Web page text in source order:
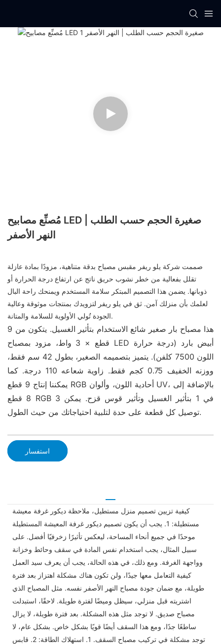
مُصنِّع مصابيح LED صغيرة الحجم حسب الطلب |
النهر الأصفر
صممت شركة يلو ريفر مقبس مصباح بدقة متناهية، مزودًا بمادة عازلة
تقلل بفعالية من خطر نشوب حريق ناتج عن ارتفاع درجة الحرارة أو
ذوبانها. يضمن هذا التصميم المبتكر سلامة المستخدم ويمنحك راحة البال
لعلمك بأن منزلك آمن. ثق في يلو ريفر لتزويدك بمنتجات موثوقة وعالية
الجودة تُولي الأولوية للسلامة والمتانة.
هذا مصباح بار صغير شائع الاستخدام بتأثير الغسيل. يتكون من 9
قطع × 3 واط، مزود بمصباح LED أبيض بارد (درجة حرارة
اللون 7500 كلفن). يتميز بتصميمه الصغير، بطول 42 سم فقط،
ووزنه الخفيف 0.75 كجم فقط. زاوية شعاعه 110 درجة. كما
يمكننا إنتاج 9 قطع RGB أحادية اللون، وألوان UV، بالإضافة إلى
8 قطع RGB 3 في 1 بتأثير الغسيل وتأثير قوس قزح. يمكن
توصيل كل قطعة على حدة لتلبية احتياجاتك من حيث الطول.
استفسار
كيفية تزيين تصميم منزل مستطيل، ملاحظة ديكور غرفة معيشة
مستطيلة: 1. يجب أن يكون تصميم ديكور غرفة المعيشة المستطيلة
موحدًا في جميع أنحاء المساحة، ليعكس تأثيرًا زخرفيًا أفضل. على
سبيل المثال، يجب استخدام نفس المادة في سقف وحائط وخزانة
وواجهة الغرفة. ومع ذلك، في هذه الحالة، يجب أن يعرف سيد العمل
كيفية التعامل معها جيدًا، ولن تكون هناك مشكلة اهتزاز بعد فترة
طويلة، مع ضمان جودة مصباح النهر الأصفر نفسه. مثل المصباح الذي
اشتريته قبل منزلي، سيظل وميضًا لفترة طويلة. لاحقًا، استبدلت
مصباح صديق. لا توجد مثل هذه المشكلة. بعد فترة طويلة، لا يزال
ساطعًا جدًا، ومع هذا السقف أيضًا قويًا بشكل خاص. بشكل عام، لا
توجد مشكلة في تركيب مصباح السقف. 1. استهلاك الطاقة: 2. قابس